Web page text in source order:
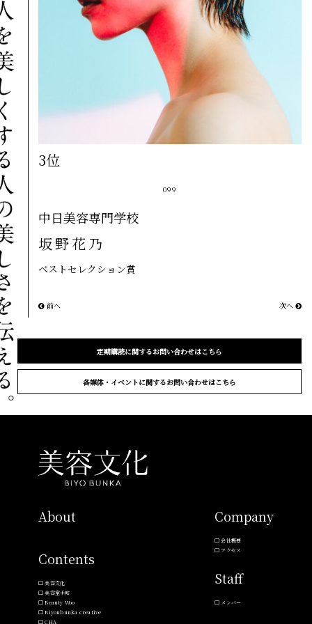
3位
099
中日美容専門学校
坂野花乃
ベストセレクション賞
前へ 次へ
定期購読に関するお問い合わせはこちら
各媒体・イベントに関するお問い合わせはこちら
About
Contents
美容文化
美容室手帖
Beauty Woo
Biyoubunka creative
CHA
Company
会社概要
アクセス
Staff
メンバー